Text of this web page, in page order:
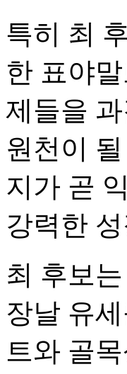
특히 최
한 표야
제들을
원천이
지가 곧
강력한
최 후보
장날 유
트와 골